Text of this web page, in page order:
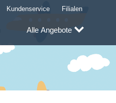
Kundenservice Filialen
Alle Angebote